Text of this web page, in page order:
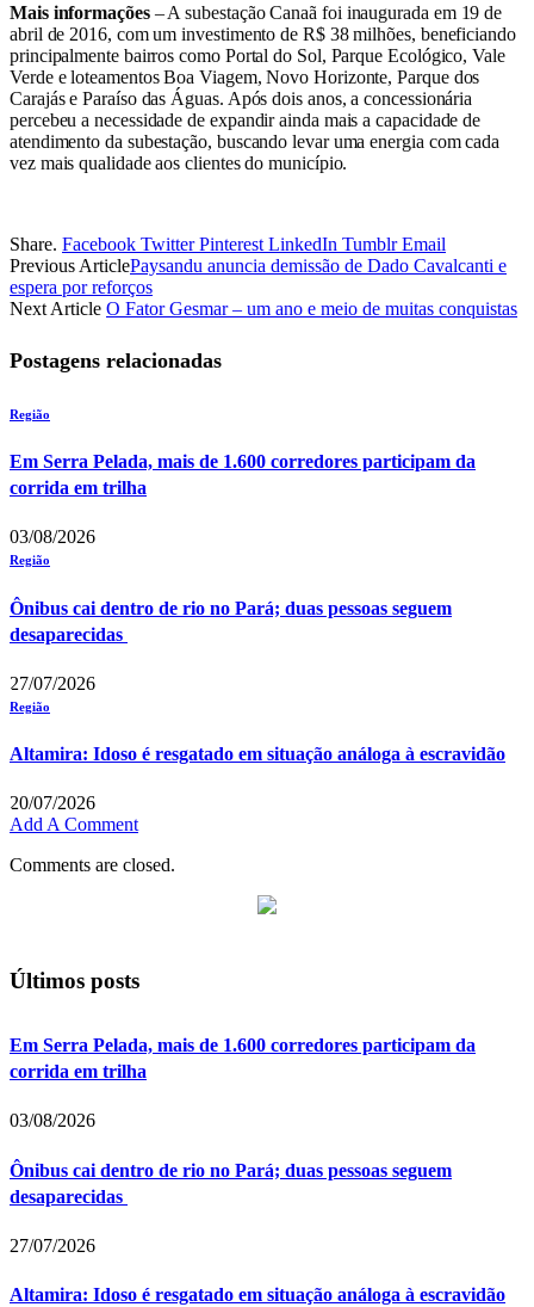
Mais informações– A subestação Canaã foi inaugurada em 19 de
abril de 2016, com um investimento de R$ 38 milhões, beneficiando
principalmente bairros como Portal do Sol, Parque Ecológico, Vale
Verde e loteamentos Boa Viagem, Novo Horizonte, Parque dos
Carajás e Paraíso das Águas. Após dois anos, a concessionária
percebeu a necessidade de expandir ainda mais a capacidade de
atendimento da subestação, buscando levar uma energia com cada
vez mais qualidade aos clientes do município.
Share. Facebook Twitter Pinterest LinkedIn Tumblr Email
Previous ArticlePaysandu anuncia demissão de Dado Cavalcanti e
espera por reforços
Next Article O Fator Gesmar – um ano e meio de muitas conquistas
Postagens relacionadas
Região
Em Serra Pelada, mais de 1.600 corredores participam da
corrida em trilha
03/08/2026
Região
Ônibus cai dentro de rio no Pará; duas pessoas seguem
desaparecidas
27/07/2026
Região
Altamira: Idoso é resgatado em situação análoga à escravidão
20/07/2026
Add A Comment
Comments are closed.
Últimos posts
Em Serra Pelada, mais de 1.600 corredores participam da
corrida em trilha
03/08/2026
Ônibus cai dentro de rio no Pará; duas pessoas seguem
desaparecidas
27/07/2026
Altamira: Idoso é resgatado em situação análoga à escravidão